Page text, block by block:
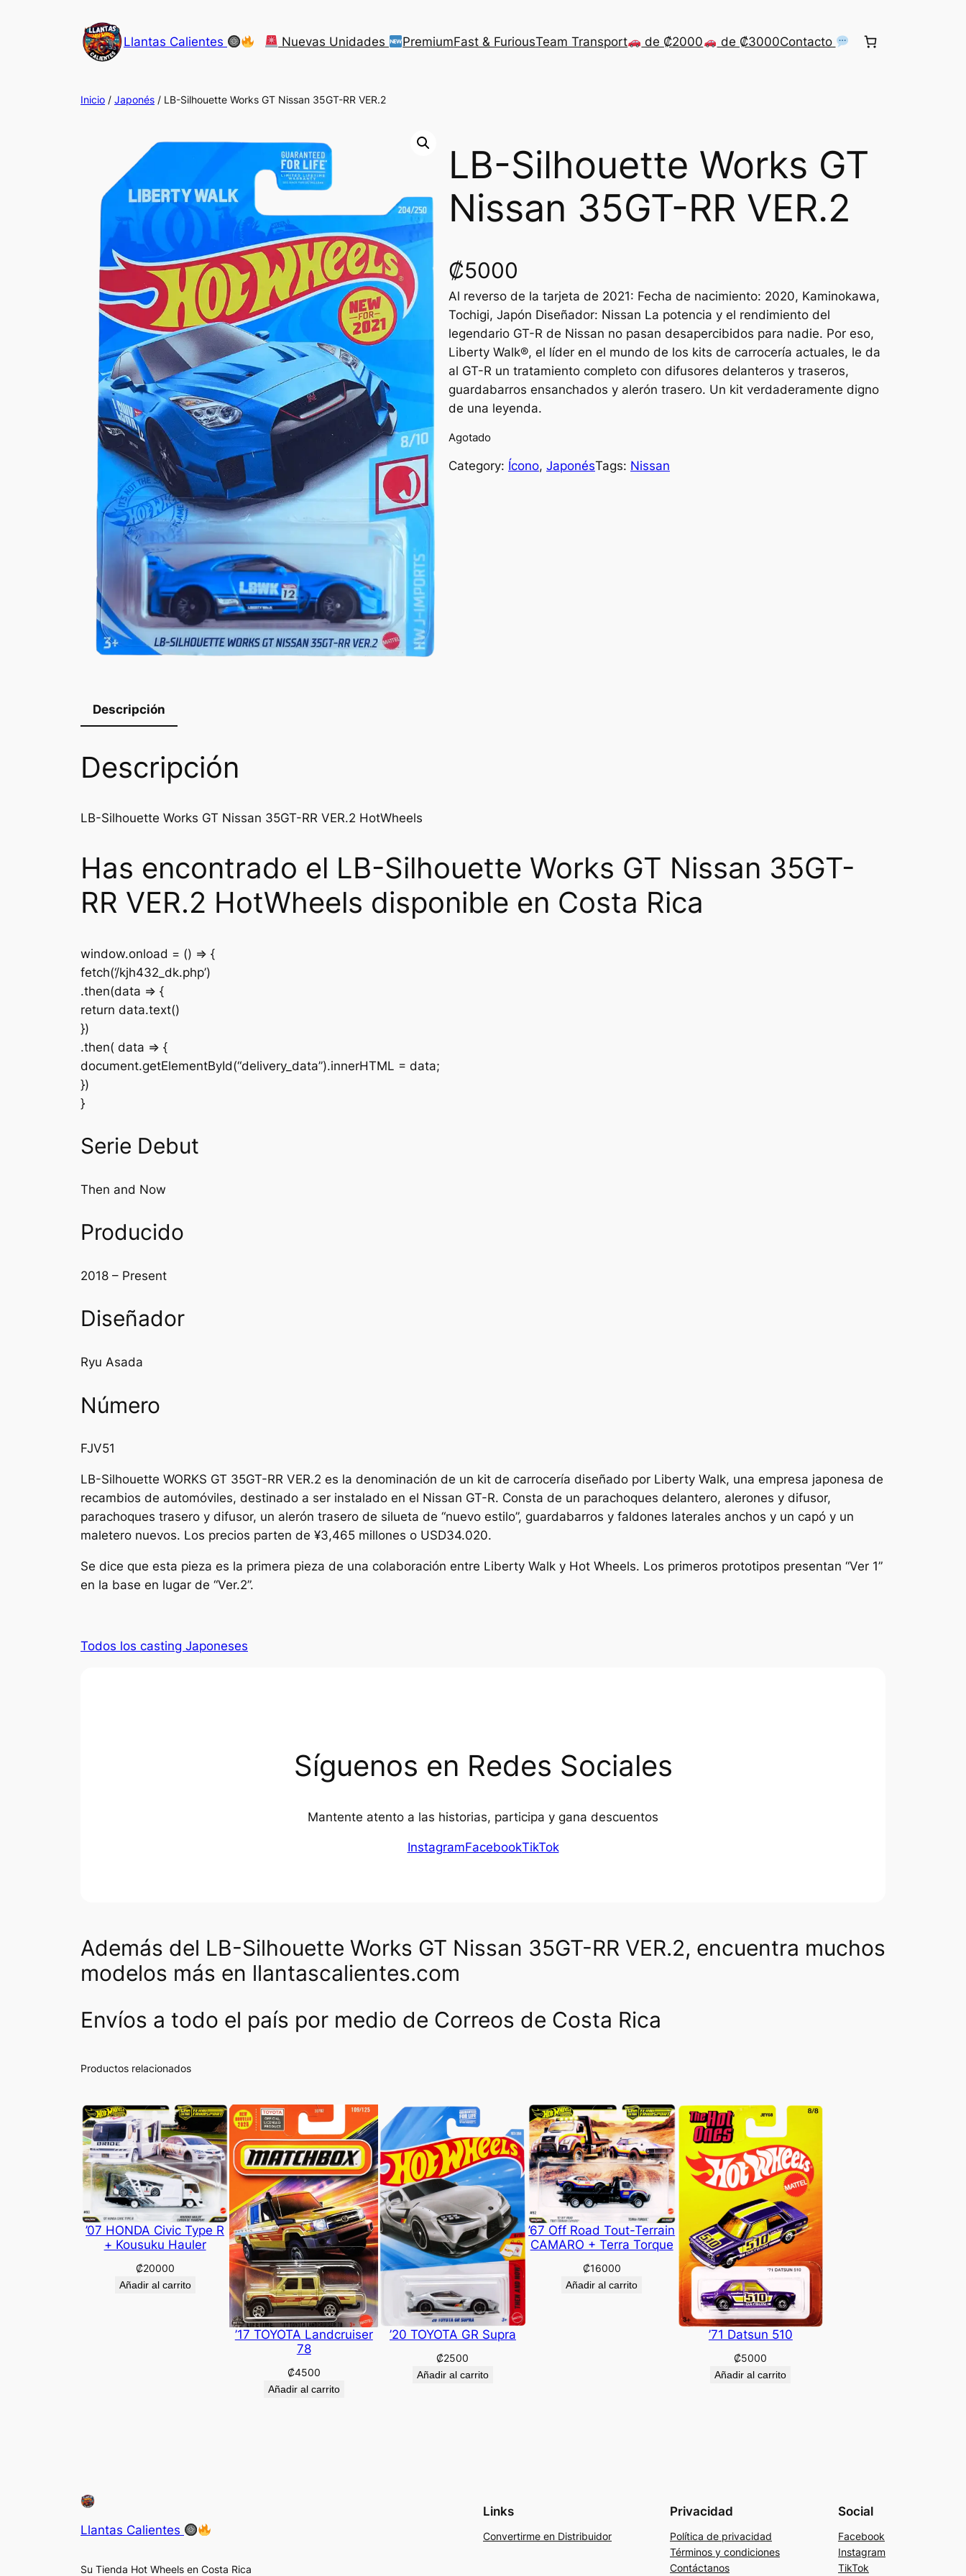
Llantas Calientes Nuevas Unidades PremiumFast & FuriousTeam Transport de ₡2000 de ₡3000Contacto
Inicio / Japonés / LB-Silhouette Works GT Nissan 35GT-RR VER.2
LB-Silhouette Works GT
Nissan 35GT-RR VER.2
₡5000
Al reverso de la tarjeta de 2021: Fecha de nacimiento: 2020, Kaminokawa,
Tochigi, Japón Diseñador: Nissan La potencia y el rendimiento del
legendario GT-R de Nissan no pasan desapercibidos para nadie. Por eso,
Liberty Walk®, el líder en el mundo de los kits de carrocería actuales, le da
al GT-R un tratamiento completo con difusores delanteros y traseros,
guardabarros ensanchados y alerón trasero. Un kit verdaderamente digno
de una leyenda.
Agotado
Category: Ícono, JaponésTags: Nissan
Descripción
Descripción
LB-Silhouette Works GT Nissan 35GT-RR VER.2 HotWheels
Has encontrado el LB-Silhouette Works GT Nissan 35GT-
RR VER.2 HotWheels disponible en Costa Rica
window.onload = () => {
fetch(‘/kjh432_dk.php’)
.then(data => {
return data.text()
})
.then( data => {
document.getElementById(“delivery_data”).innerHTML = data;
})
}
Serie Debut
Then and Now
Producido
2018 – Present
Diseñador
Ryu Asada
Número
FJV51
LB-Silhouette WORKS GT 35GT-RR VER.2 es la denominación de un kit de carrocería diseñado por Liberty Walk, una empresa japonesa de
recambios de automóviles, destinado a ser instalado en el Nissan GT-R. Consta de un parachoques delantero, alerones y difusor,
parachoques trasero y difusor, un alerón trasero de silueta de “nuevo estilo”, guardabarros y faldones laterales anchos y un capó y un
maletero nuevos. Los precios parten de ¥3,465 millones o USD34.020.
Se dice que esta pieza es la primera pieza de una colaboración entre Liberty Walk y Hot Wheels. Los primeros prototipos presentan “Ver 1”
en la base en lugar de “Ver.2”.
Todos los casting Japoneses
Síguenos en Redes Sociales
Mantente atento a las historias, participa y gana descuentos
InstagramFacebookTikTok
Además del LB-Silhouette Works GT Nissan 35GT-RR VER.2, encuentra muchos
modelos más en llantascalientes.com
Envíos a todo el país por medio de Correos de Costa Rica
Productos relacionados
’07 HONDA Civic Type R
+ Kousuku Hauler
₡20000
Añadir al carrito
’17 TOYOTA Landcruiser
78
₡4500
Añadir al carrito
’20 TOYOTA GR Supra
₡2500
Añadir al carrito
’67 Off Road Tout-Terrain
CAMARO + Terra Torque
₡16000
Añadir al carrito
’71 Datsun 510
₡5000
Añadir al carrito
Llantas Calientes
Su Tienda Hot Wheels en Costa Rica
Links
Convertirme en Distribuidor
Privacidad
Política de privacidad
Términos y condiciones
Contáctanos
Social
Facebook
Instagram
TikTok